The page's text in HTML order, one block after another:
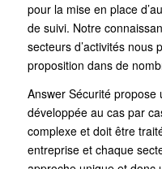
pour la mise en place
de suivi. Notre
secteurs d’activités nous
proposition dans de
Answer Sécurité propose
développée au cas par
complexe et doit être
entreprise et chaque